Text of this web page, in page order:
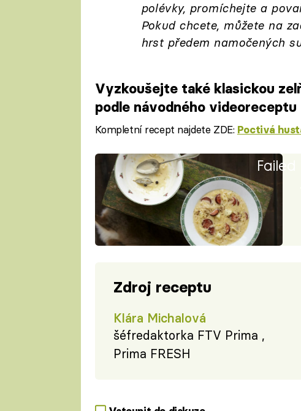
polévky, promíchejte a
Pokud chcete, můžete na
hrst předem namočených
Vyzkoušejte také klasickou
podle návodného videoreceptu
Kompletní recept najdete ZDE: Poctivá
Failed
Zdroj receptu
Klára Michalová
šéfredaktorka FTV Prima ,
Prima FRESH